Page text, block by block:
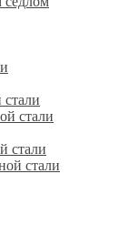
стали
стали
стали